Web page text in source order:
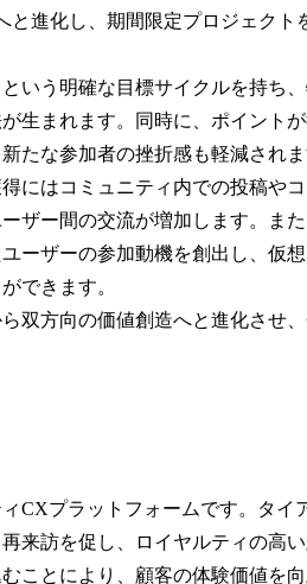
と進化し、期間限定プロジェクト
いう明確な目標サイクルを持ち、
生まれます。同時に、ポイント
たな参加者の挫折感も軽減されま
にはコミュニティ内での投稿や
ザー間の交流が増加します。ま
ーザーの参加動機を創出し、仮
できます。
双方向の価値創造へと進化させ
CXプラットフォームです。タイ
来訪を促し、ロイヤルティの高
ことにより、顧客の体験価値を向